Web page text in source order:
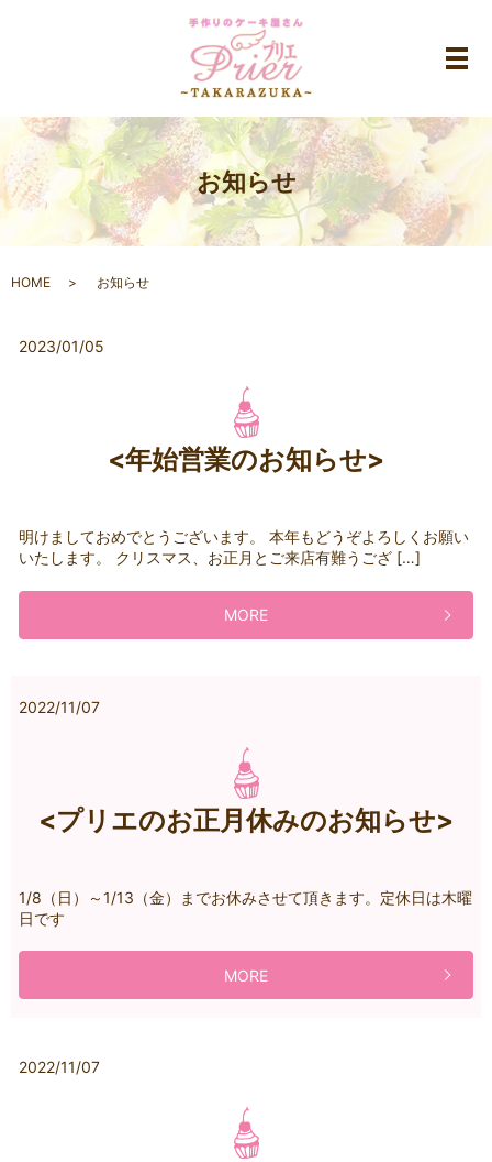
メ
お知らせ
HOME お知らせ
2023/01/05
<年始営業のお知らせ>
明けましておめでとうございます。 本年もどうぞよろしくお願い
いたします。 クリスマス、お正月とご来店有難うござ […]
MORE
2022/11/07
<プリエのお正月休みのお知らせ>
1/8（日）～1/13（金）までお休みさせて頂きます。定休日は木曜
日です
MORE
2022/11/07